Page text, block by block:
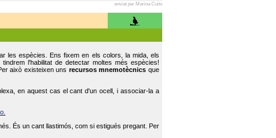
enviat per Marina Cuito
les espècies. Ens fixem en els colors, la mida, els
tindrem l'habilitat de detectar moltes més espècies!
això existeixen uns recursos mnemotècnics que
en aquest cas el cant d'un ocell, i associar-la a
És un cant llastimós, com si estigués pregant. Per